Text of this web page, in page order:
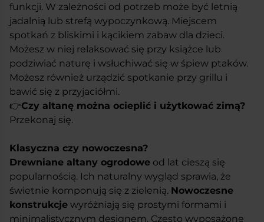
funkcji. W zależności od potrzeb może być letnią
jadalnią lub strefą wypoczynkową. Miejscem
spotkań z bliskimi i kącikiem zabaw dla dzieci.
Możesz w niej relaksować się przy książce lub
podziwiać naturę i wsłuchiwać się w śpiew ptaków.
Możesz również urządzić spotkanie przy grillu i
bawić się z przyjaciółmi.
👉Czy altanę można ocieplić i użytkować zimą?
Przekonaj się.
Klasyczna czy nowoczesna?
Drewniane altany ogrodowe od lat cieszą się
popularnością. Ich naturalny wygląd sprawia, że
świetnie komponują się z zielenią. Nowoczesne
konstrukcje wyróżniają się prostymi formami i
minimalistycznym designem. Często wyposażone